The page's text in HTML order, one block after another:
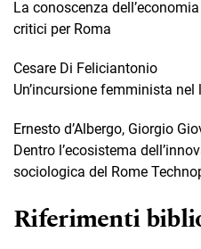
La conoscenza
critici per Roma
Cesare Di Feliciantonio
Un’incursione femminista
Ernesto d’Albergo, Giorgio
Dentro l’ecosistema
sociologica del Rome
Riferimenti